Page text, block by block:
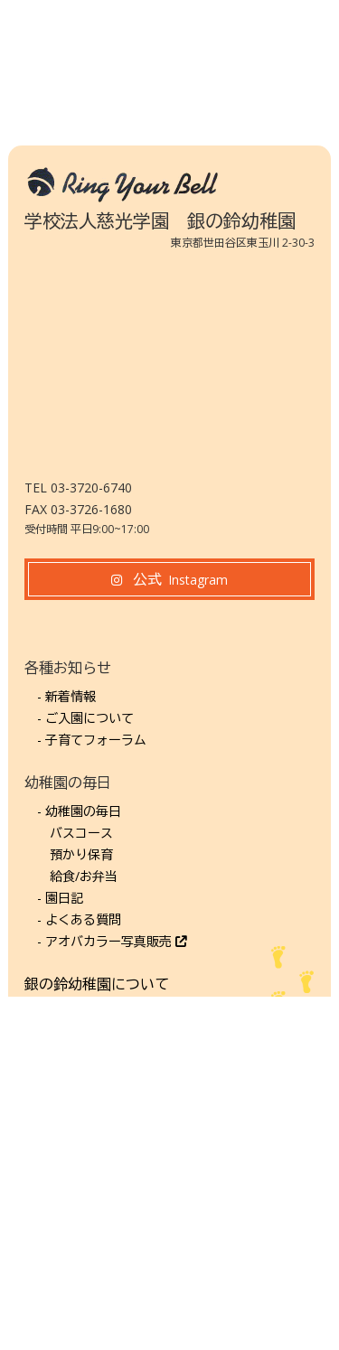
学校法人慈光学園 銀の鈴幼稚園
東京都世田谷区東玉川 2-30-3
TEL 03-3720-6740
FAX 03-3726-1680
受付時間 平日9:00~17:00
公式 Instagram
各種お知らせ
- 新着情報
- ご入園について
- 子育てフォーラム
幼稚園の毎日
- 幼稚園の毎日
バスコース
預かり保育
給食/お弁当
- 園日記
- よくある質問
- アオバカラー写真販売
銀の鈴幼稚園について